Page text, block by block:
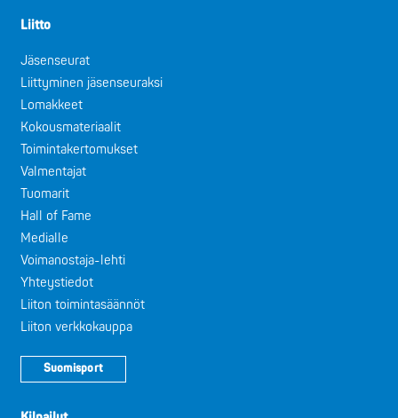
Liitto
Jäsenseurat
Liittyminen jäsenseuraksi
Lomakkeet
Kokousmateriaalit
Toimintakertomukset
Valmentajat
Tuomarit
Hall of Fame
Medialle
Voimanostaja-lehti
Yhteystiedot
Liiton toimintasäännöt
Liiton verkkokauppa
Suomisport